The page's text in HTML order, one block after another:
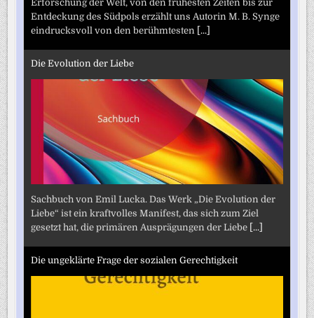
Erforschung der Welt, von den frühesten Zeiten bis zur
Entdeckung des Südpols erzählt uns Autorin M. B. Synge
eindrucksvoll von den berühmtesten [...]
Die Evolution der Liebe
Sachbuch von Emil Lucka. Das Werk „Die Evolution der
Liebe“ ist ein kraftvolles Manifest, das sich zum Ziel
gesetzt hat, die primären Ausprägungen der Liebe [...]
Die ungeklärte Frage der sozialen Gerechtigkeit